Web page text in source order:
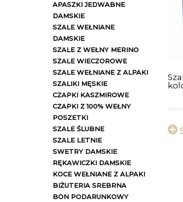
APASZKI JEDWABNE
DAMSKIE
SZALE WEŁNIANE
DAMSKIE
SZALE Z WEŁNY MERINO
SZALE WIECZOROWE
SZALE WEŁNIANE Z ALPAKI
SZALIKI MĘSKIE
CZAPKI KASZMIROWE
CZAPKI Z 100% WEŁNY
POSZETKI
SZALE ŚLUBNE
SZALE LETNIE
SWETRY DAMSKIE
RĘKAWICZKI DAMSKIE
KOCE WEŁNIANE Z ALPAKI
BIŻUTERIA SREBRNA
BON PODARUNKOWY